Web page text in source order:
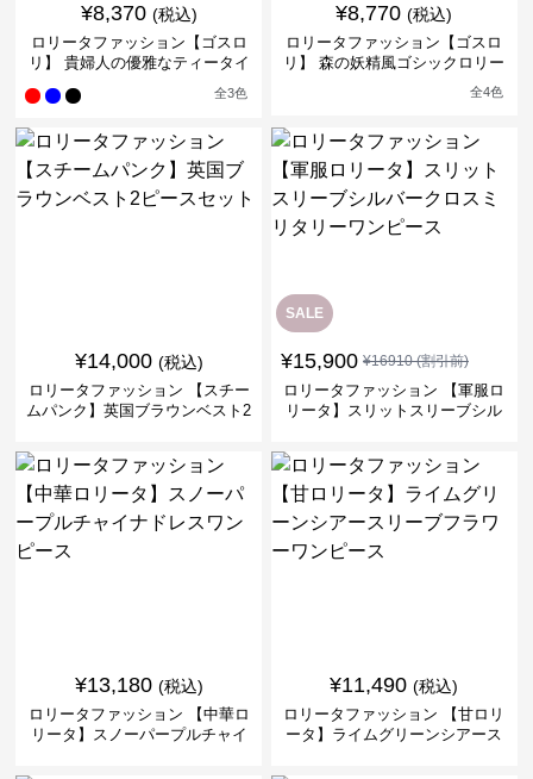
¥8,370 (税込)
ロリータファッション【ゴスロ
リ】 貴婦人の優雅なティータイ
全3色
¥8,770 (税込)
ロリータファッション【ゴスロ
リ】 森の妖精風ゴシックロリー
全4色
¥14,000 (税込)
ロリータファッション 【スチー
ムパンク】英国ブラウンベスト2
SALE
¥15,900 ¥16910(割引前)
ロリータファッション 【軍服ロ
リータ】スリットスリーブシル
¥13,180 (税込)
ロリータファッション 【中華ロ
リータ】スノーパープルチャイ
¥11,490 (税込)
ロリータファッション 【甘ロリ
ータ】ライムグリーンシアース